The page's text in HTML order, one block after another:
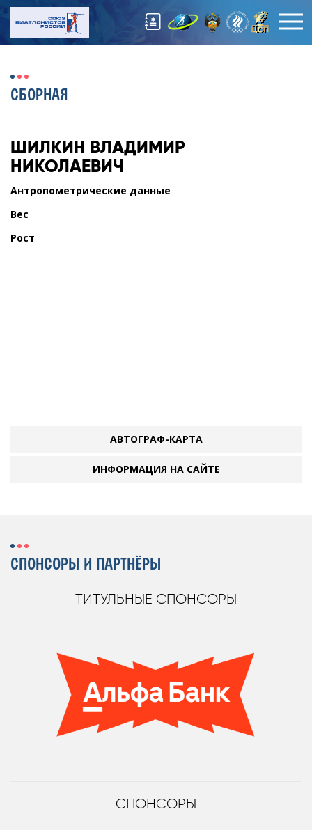
СБОРНАЯ
ШИЛКИН ВЛАДИМИР
НИКОЛАЕВИЧ
Антропометрические данные
Вес
Рост
АВТОГРАФ-КАРТА
ИНФОРМАЦИЯ НА САЙТЕ
СПОНСОРЫ И ПАРТНЁРЫ
ТИТУЛЬНЫЕ СПОНСОРЫ
СПОНСОРЫ